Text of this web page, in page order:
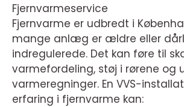
Fjernvarmeservice
Fjernvarme er udbredt i
mange anlæg er ældre eller
indregulerede. Det kan føre til
varmefordeling, støj i rørene og
varmeregninger. En VVS-
erfaring i fjernvarme kan: